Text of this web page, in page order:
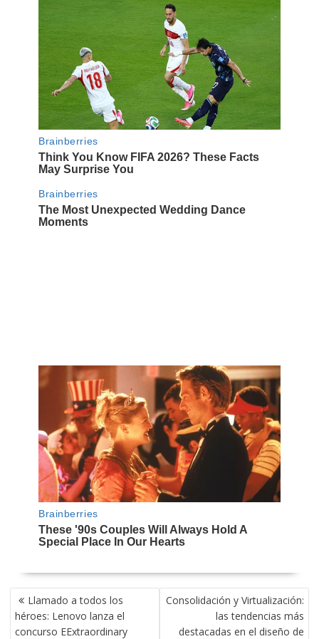
NAVEGACIÓN
DE
ENTRADAS
Llamado a todos los
héroes: Lenovo lanza el
concurso EExtraordinary
Consolidación y Virtualización:
las tendencias más
destacadas en el diseño de